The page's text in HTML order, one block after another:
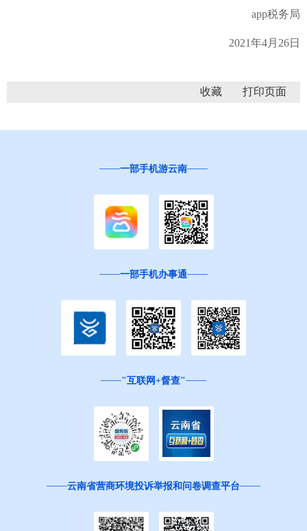
app税务局
2021年4月26日
收藏
一部手机游云南
一部手机办事通
"互联网+督查"
云南省营商环境投诉举报和问卷调查平台